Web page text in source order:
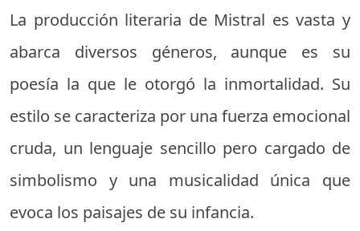
La producción literaria de Mistral es vasta y
abarca diversos géneros, aunque es su
poesía la que le otorgó la inmortalidad. Su
estilo se caracteriza por una fuerza emocional
cruda, un lenguaje sencillo pero cargado de
simbolismo y una musicalidad única que
evoca los paisajes de su infancia.